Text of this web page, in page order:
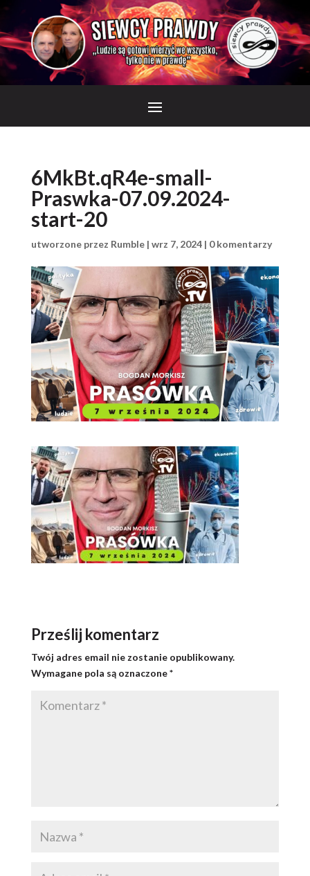
6MkBt.qR4e-small-
Praswka-07.09.2024-
start-20
utworzone przez Rumble| wrz 7, 2024| 0 komentarzy
Prześlij komentarz
Twój adres email nie zostanie opublikowany.
Wymagane pola są oznaczone*